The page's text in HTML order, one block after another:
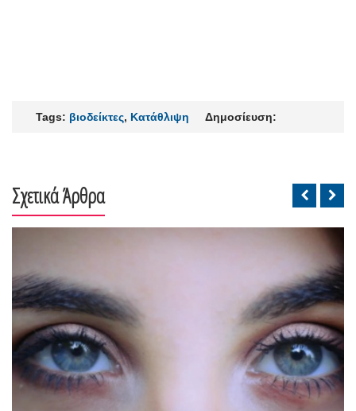
Tags: βιοδείκτες, Κατάθλιψη Δημοσίευση:
Σχετικά Άρθρα